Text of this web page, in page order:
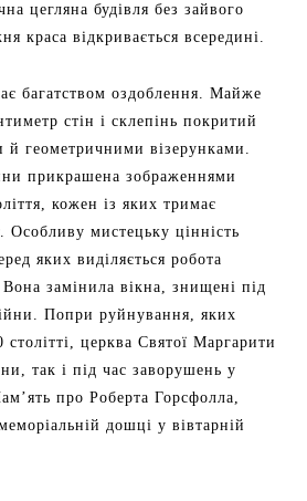
цегляна будівля без зайвого
краса відкривається всередині.
багатством оздоблення. Майже
стін і склепінь покритий
й геометричними візерунками.
прикрашена зображеннями
кожен із яких тримає
Особливу мистецьку цінність
яких виділяється робота
замінила вікна, знищені під
Попри руйнування, яких
столітті, церква Святої Маргарити
так і під час заворушень у
про Роберта Горсфолла,
дошці у вівтарній